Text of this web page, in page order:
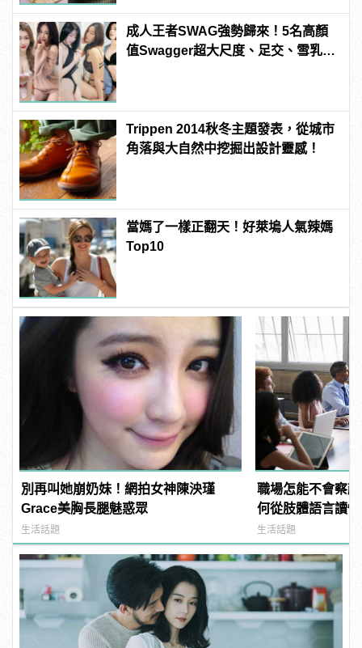
成人王者SWAG強勢歸來！5名高顏
值Swagger超大尺度、足交、雪乳、
Trippen 2014秋冬主題發表，從城市
角落與大自然中挖掘出設計靈感！
當媽了一樣正翻天！好萊塢人氣辣媽
Top10
別再叫她崩奶妹！網拍女神陳泱瑾
Grace美胸長腿魅惑眾
生活話題
職場怎能不會察
何從肢體語言讀
生活話題